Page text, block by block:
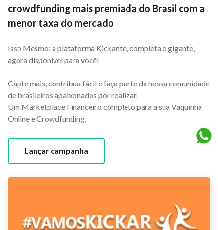
crowdfunding mais premiada do Brasil com a
menor taxa do mercado
Isso Mesmo: a plataforma Kickante, completa e gigante,
agora disponível para você!
Capte mais, contribua fácil e faça parte da nossa comunidade
de brasileiros apaixonados por realizar.
Um Marketplace Financeiro completo para a sua Vaquinha
Online e Crowdfunding.
Lançar campanha